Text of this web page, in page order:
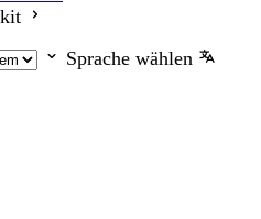
Sprache wählen